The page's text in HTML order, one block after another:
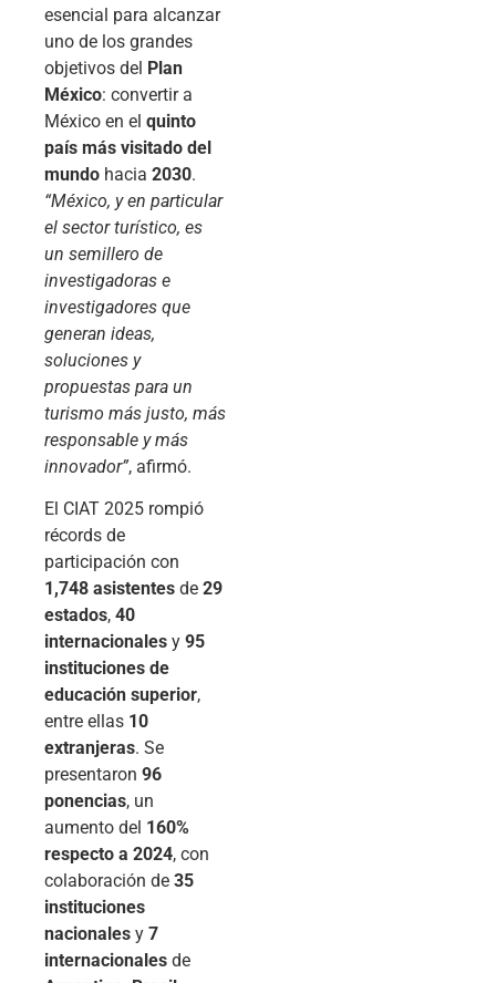
esencial para alcanzar
uno de los grandes
objetivos del Plan
México: convertir a
México en el quinto
país más visitado del
mundo hacia 2030.
“México, y en particular
el sector turístico, es
un semillero de
investigadoras e
investigadores que
generan ideas,
soluciones y
propuestas para un
turismo más justo, más
responsable y más
innovador”, afirmó.
El CIAT 2025 rompió
récords de
participación con
1,748 asistentes de 29
estados, 40
internacionales y 95
instituciones de
educación superior,
entre ellas 10
extranjeras. Se
presentaron 96
ponencias, un
aumento del 160%
respecto a 2024, con
colaboración de 35
instituciones
nacionales y 7
internacionales de